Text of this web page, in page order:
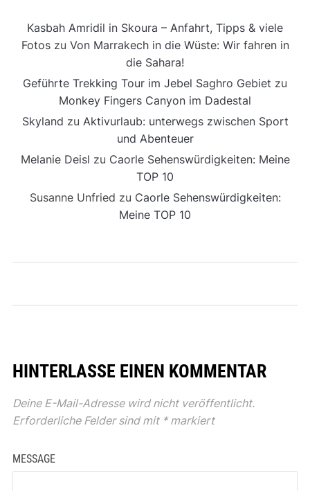
Kasbah Amridil in Skoura – Anfahrt, Tipps & viele
Fotoszu Von Marrakech in die Wüste: Wir fahren in
die Sahara!
Geführte Trekking Tour im Jebel Saghro Gebiet zu
Monkey Fingers Canyon im Dadestal
Skyland zu Aktivurlaub: unterwegs zwischen Sport
und Abenteuer
Melanie Deisl zu Caorle Sehenswürdigkeiten: Meine
TOP 10
Susanne Unfried zu Caorle Sehenswürdigkeiten:
Meine TOP 10
HINTERLASSE EINEN KOMMENTAR
Deine E-Mail-Adresse wird nicht veröffentlicht.
Erforderliche Felder sind mit *markiert
MESSAGE